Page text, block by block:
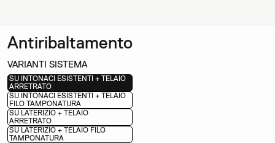
Antiribaltamento
VARIANTI SISTEMA
SU INTONACI ESISTENTI + TELAIO
ARRETRATO
SU INTONACI ESISTENTI + TELAIO
FILO TAMPONATURA
SU LATERIZIO + TELAIO
ARRETRATO
SU LATERIZIO + TELAIO FILO
TAMPONATURA